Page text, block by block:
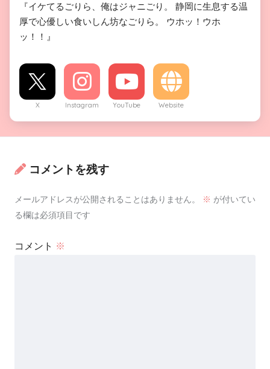
『イケてるごりら、俺はジャニごり。 静岡に生息する温
厚で心優しい食いしん坊なごりら。 ウホッ！ウホ
ッ！！』
X Instagram YouTube Website
コメントを残す
メールアドレスが公開されることはありません。 ※ が付いてい
る欄は必須項目です
コメント ※